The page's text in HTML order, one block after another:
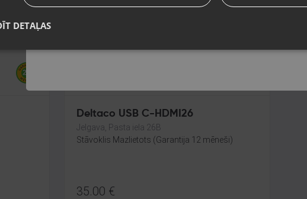
Deltaco USB C-HDMI26
Jelgava, Pasta iela 26B
Stāvoklis Mazlietots (Garantija 12 mēneši)
35.00 €
DETAĻAS